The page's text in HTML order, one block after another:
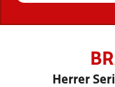
Herrer